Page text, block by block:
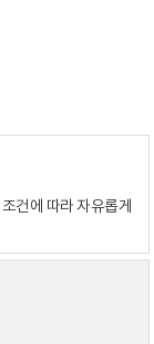
조건에 따라 자유롭게